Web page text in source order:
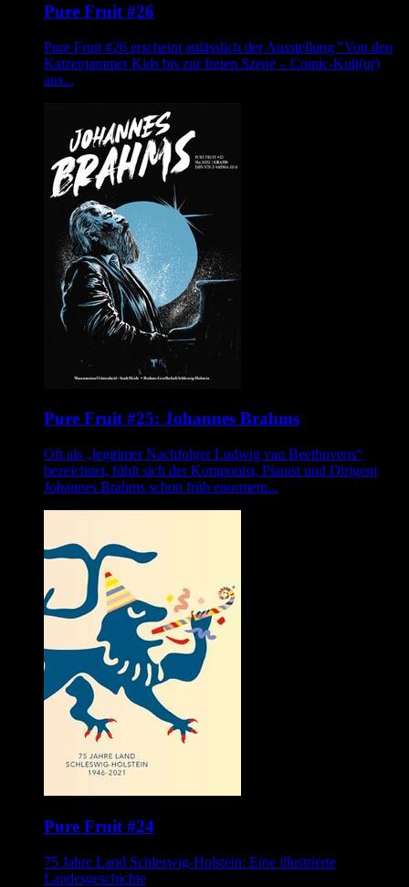
Pure Fruit #26
Pure Fruit #26 erscheint anlässlich der Ausstellung "Von den
Katzenjammer Kids bis zur freien Szene – Comic-Kult(ur)
aus...
Pure Fruit #25: Johannes Brahms
Oft als „legitimer Nachfolger Ludwig van Beethovens“
bezeichnet, fühlt sich der Komponist, Pianist und Dirigent
Johannes Brahms schon früh enormem...
Pure Fruit #24
75 Jahre Land Schleswig-Holstein: Eine illustrierte
Landesgeschichte